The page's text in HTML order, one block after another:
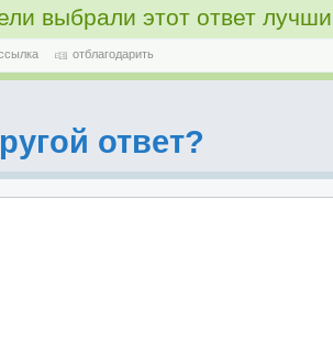
выбрали этот ответ
отблагодарить
ответ?